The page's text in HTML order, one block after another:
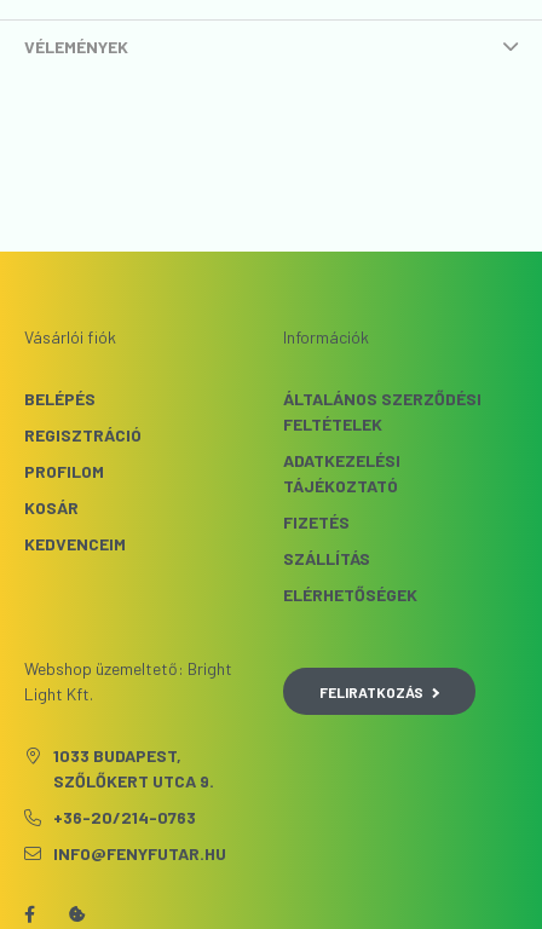
VÉLEMÉNYEK
Vásárlói fiók
BELÉPÉS
REGISZTRÁCIÓ
PROFILOM
KOSÁR
KEDVENCEIM
Információk
ÁLTALÁNOS SZERZŐDÉSI
FELTÉTELEK
ADATKEZELÉSI
TÁJÉKOZTATÓ
FIZETÉS
SZÁLLÍTÁS
ELÉRHETŐSÉGEK
Webshop üzemeltető: Bright
Light Kft.
1033 BUDAPEST,
SZŐLŐKERT UTCA 9.
+36-20/214-0763
INFO@FENYFUTAR.HU
FELIRATKOZÁS